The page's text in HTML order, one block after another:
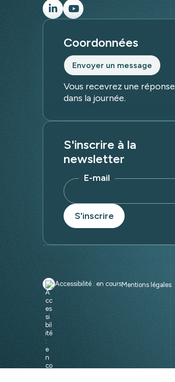
Coordonnées
Envoyer un message
Vous recevrez une réponse
dans la journée.
S'inscrire à la
newsletter
E-mail
Accessibilité : en coursMentions légales